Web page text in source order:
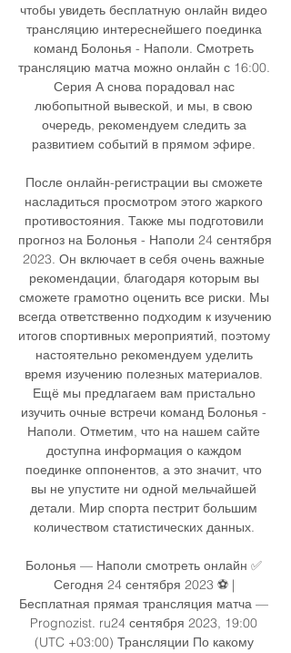
чтобы увидеть бесплатную онлайн видео
трансляцию интереснейшего поединка
команд Болонья - Наполи. Смотреть
трансляцию матча можно онлайн с 16:00.
Серия А снова порадовал нас
любопытной вывеской, и мы, в свою
очередь, рекомендуем следить за
развитием событий в прямом эфире.
После онлайн-регистрации вы сможете
насладиться просмотром этого жаркого
противостояния. Также мы подготовили
прогноз на Болонья - Наполи 24 сентября
2023. Он включает в себя очень важные
рекомендации, благодаря которым вы
сможете грамотно оценить все риски. Мы
всегда ответственно подходим к изучению
итогов спортивных мероприятий, поэтому
настоятельно рекомендуем уделить
время изучению полезных материалов.
Ещё мы предлагаем вам пристально
изучить очные встречи команд Болонья -
Наполи. Отметим, что на нашем сайте
доступна информация о каждом
поединке оппонентов, а это значит, что
вы не упустите ни одной мельчайшей
детали. Мир спорта пестрит большим
количеством статистических данных.
Болонья — Наполи смотреть онлайн ✅
Сегодня 24 сентября 2023 ⚽ |
Бесплатная прямая трансляция матча —
Prognozist. ru24 сентября 2023, 19:00
(UTC +03:00) Трансляции По какому